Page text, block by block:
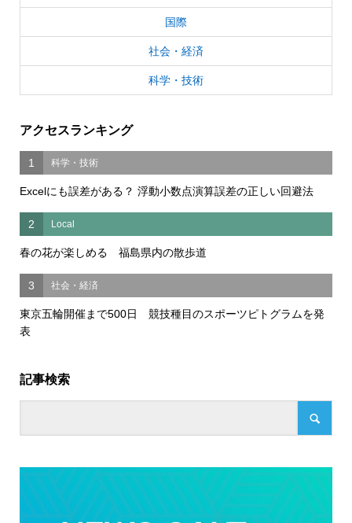
国際
社会・経済
科学・技術
アクセスランキング
1 科学・技術
Excelにも誤差がある？ 浮動小数点演算誤差の正しい回避法
2 Local
春の花が楽しめる 福島県内の散歩道
3 社会・経済
東京五輪開催まで500日 競技種目のスポーツピトグラムを発
表
記事検索